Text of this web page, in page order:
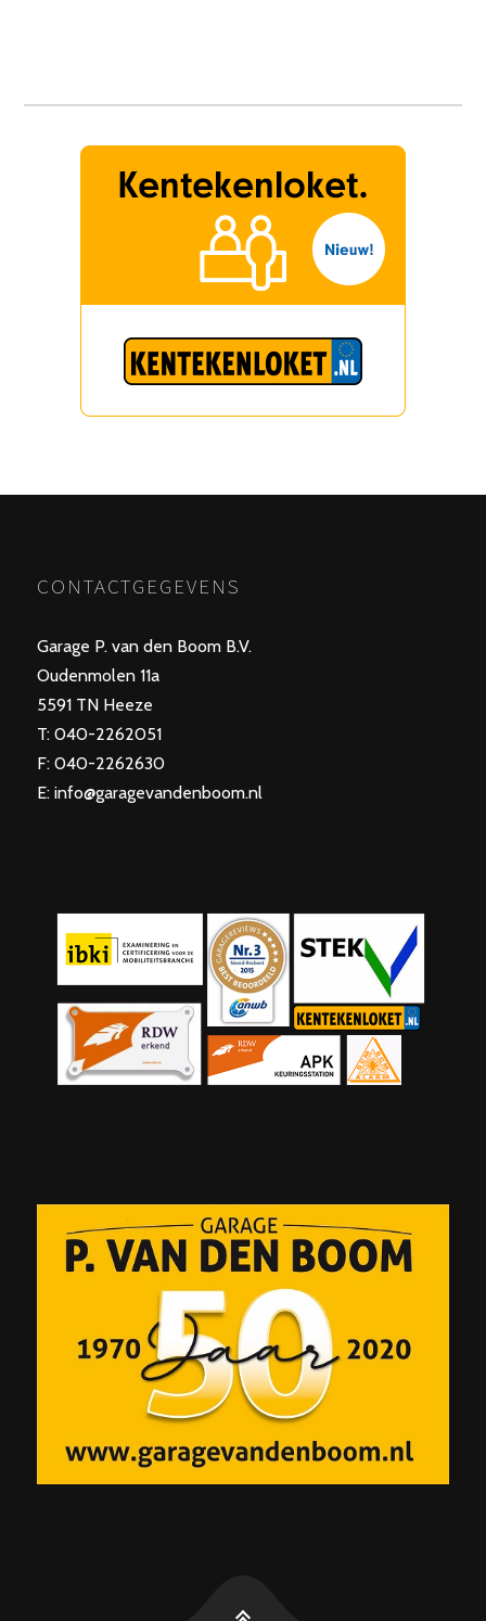
CONTACTGEGEVENS
Garage P. van den Boom B.V.
Oudenmolen 11a
5591 TN Heeze
T: 040-2262051
F: 040-2262630
E: info@garagevandenboom.nl